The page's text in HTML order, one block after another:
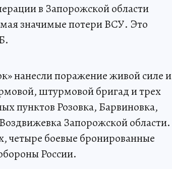
в Запорожской области
значимые потери ВСУ. Это
нанесли поражение живой силе и
штурмовой бригад и трех
пунктов Розовка, Барвиновка,
Запорожской области.
четыре боевые бронированные
России.